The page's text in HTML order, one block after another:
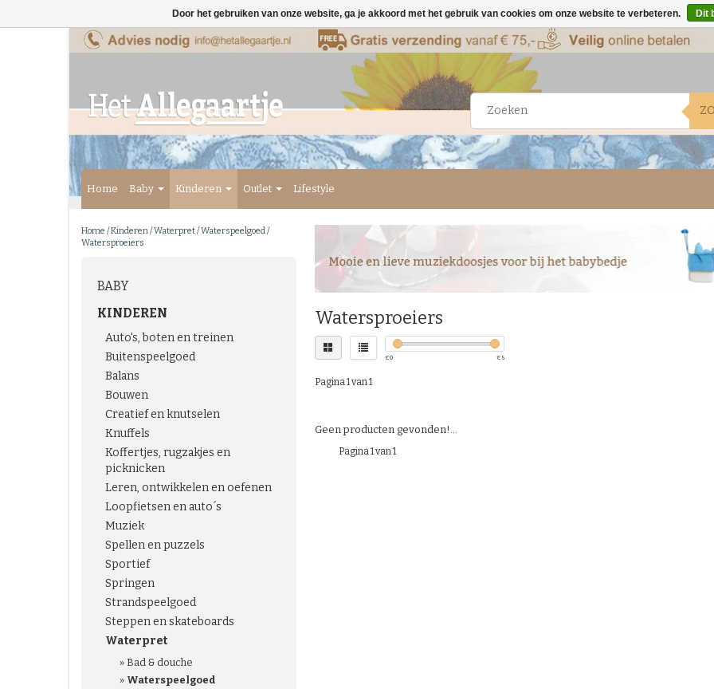
Home Baby Kinderen Outlet Lifestyle
Home /Kinderen/Waterpret/Waterspeelgoed/
Watersproeiers
BABY
KINDEREN
Auto's, boten en treinen
Buitenspeelgoed
Balans
Bouwen
Creatief en knutselen
Knuffels
Koffertjes, rugzakjes en
picknicken
Leren, ontwikkelen en oefenen
Loopfietsen en auto´s
Muziek
Spellen en puzzels
Sportief
Springen
Strandspeelgoed
Steppen en skateboards
Waterpret
» Bad & douche
» Waterspeelgoed
Watersproeiers
€0 € 5
Pagina 1 van 1
Geen producten gevonden!...
Pagina 1 van 1
Door het gebruiken van onze website, ga je akkoord met het gebruik van cookies om onze website te verbeteren. Dit